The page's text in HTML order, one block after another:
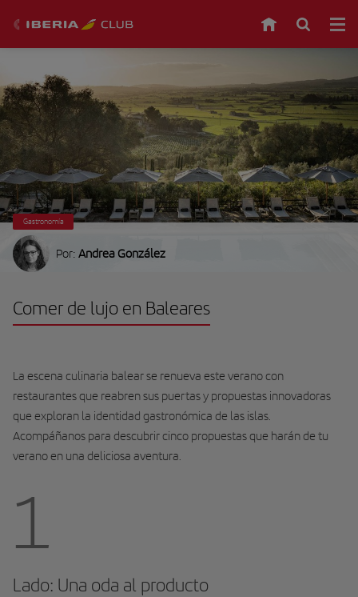
Gastronomía
Por: Andrea González
Comer de lujo en Baleares
La escena culinaria balear se renueva este verano con
restaurantes que reabren sus puertas y propuestas innovadoras
que exploran la identidad gastronómica de las islas.
Acompáñanos para descubrir cinco propuestas que harán de tu
verano en una deliciosa aventura.
1
Lado: Una oda al producto